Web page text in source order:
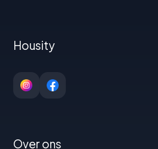
Housity
Over ons